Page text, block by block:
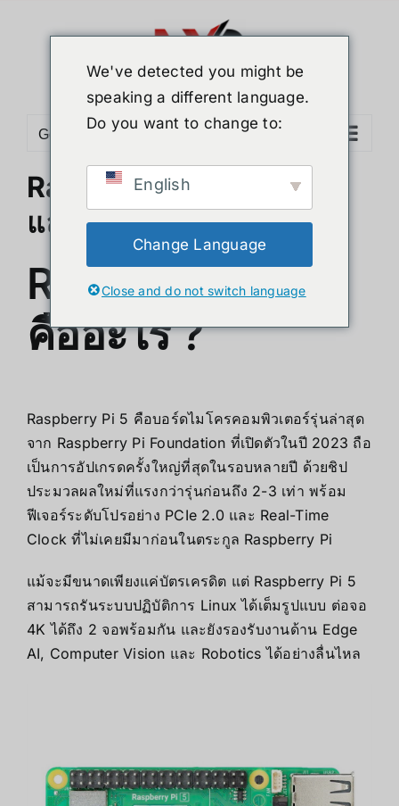
Go to...
Raspberry Pi 5 คืออะไร ?
และดีกว่า Pi 4 อย่างไร
Raspberry Pi 5
คืออะไร ?
Raspberry Pi 5 คือบอร์ดไมโครคอมพิวเตอร์รุ่นล่าสุด
จาก Raspberry Pi Foundation ที่เปิดตัวในปี 2023 ถือ
เป็นการอัปเกรดครั้งใหญ่ที่สุดในรอบหลายปี ด้วยชิป
ประมวลผลใหม่ที่แรงกว่ารุ่นก่อนถึง 2-3 เท่า พร้อม
ฟีเจอร์ระดับโปรอย่าง PCIe 2.0 และ Real-Time
Clock ที่ไม่เคยมีมาก่อนในตระกูล Raspberry Pi
แม้จะมีขนาดเพียงแค่บัตรเครดิต แต่ Raspberry Pi 5
สามารถรันระบบปฏิบัติการ Linux ได้เต็มรูปแบบ ต่อจอ
4K ได้ถึง 2 จอพร้อมกัน และยังรองรับงานด้าน Edge
AI, Computer Vision และ Robotics ได้อย่างลื่นไหล
We've detected you might be
speaking a different language.
Do you want to change to:
English
Change Language
Close and do not switch language